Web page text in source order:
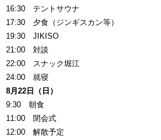
16:30 テントサウナ
17:30 夕食（ジンギスカン等）
19:30 JIKISO
21:00 対談
22:00 スナック堀江
24:00 就寝
8月22日（日）
9:30 朝食
11:00 閉会式
12:00 解散予定